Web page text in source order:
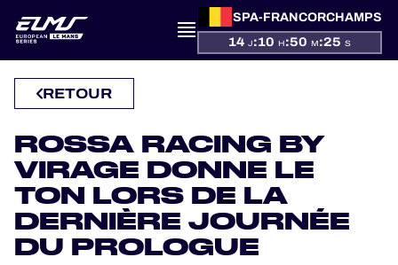
SPA-FRANCORCHAMPS
14 J:10 H:50 M:24 S
PRÉSENTATION
ACTUALITÉS
SAISON
CLASSEMENTS
RÉSULTATS
RETOUR
ROSSA RACING BY
VIRAGE DONNE LE
TON LORS DE LA
DERNIÈRE JOURNÉE
DU PROLOGUE